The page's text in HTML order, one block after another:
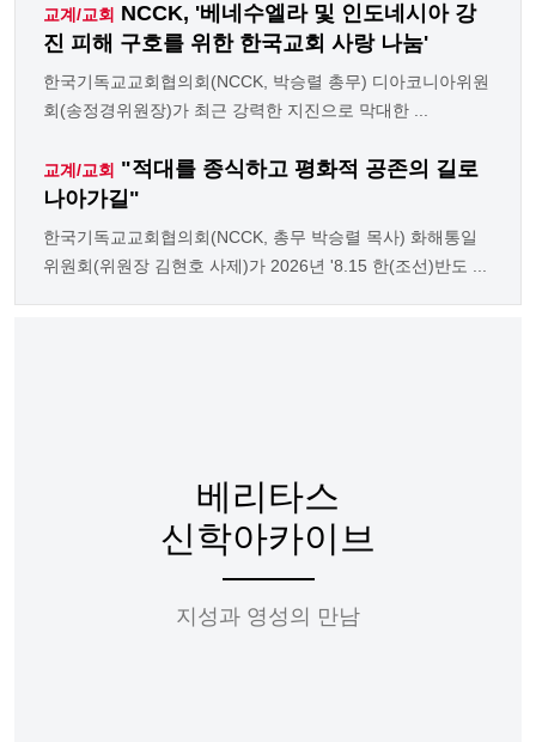
교계/교회 NCCK, '베네수엘라 및 인도네시아 강
진 피해 구호를 위한 한국교회 사랑 나눔'
한국기독교교회협의회(NCCK, 박승렬 총무) 디아코니아위원
회(송정경위원장)가 최근 강력한 지진으로 막대한 ...
교계/교회 "적대를 종식하고 평화적 공존의 길로
나아가길"
한국기독교교회협의회(NCCK, 총무 박승렬 목사) 화해통일
위원회(위원장 김현호 사제)가 2026년 '8.15 한(조선)반도 ...
베리타스
신학아카이브
지성과 영성의 만남